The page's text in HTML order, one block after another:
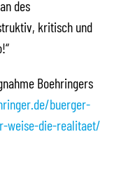
des
kritisch und
Boehringers
buerger-
weise-die-realitaet/